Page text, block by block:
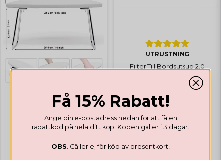
UTRUSTNING
Litet Armstöd
€ 26,55
UTRUSTNING
Filter Till Bordsutsug 2.0
€ 17,67
Få 15% Rabatt!
Ange din e-postadress nedan för att få en
rabattkod på hela ditt köp. Koden gäller i 3 dagar.
OBS . Gäller ej för köp av presentkort!